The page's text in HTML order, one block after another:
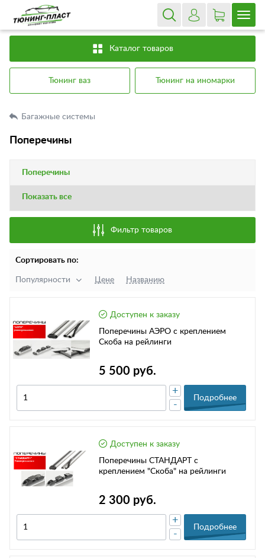
Каталог товаров
Тюнинг ваз Тюнинг на иномарки
Багажные системы
Поперечины
Поперечины
Показать все
Фильтр товаров
Сортировать по:
Популярности Цене Названию
Доступен к заказу
Поперечины АЭРО c креплением
Скоба на рейлинги
5 500 руб.
-
+
Подробнее
Доступен к заказу
Поперечины СТАНДАРТ с
креплением "Скоба" на рейлинги
2 300 руб.
-
+
Подробнее